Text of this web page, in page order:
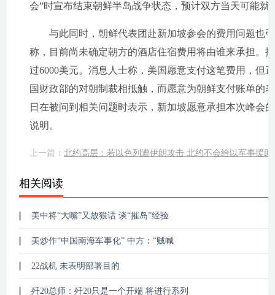
会”时宣布结束朝鲜半岛战争状态，预计双方当天可能就
与此同时，朝鲜代表团赴新加坡参会的费用问题也引
称，目前尚未确定朝方的酒店住宿费用将由谁来承担。
过6000美元。消息人士称，美国愿意支付这笔费用，但
国财政部的对朝制裁相抵触，而愿意为朝鲜支付账单的
日在被问到相关问题时表示，新加坡愿意承担本次峰会
说明。
上一篇：北约高层：若以色列遭伊朗攻击 北约不会给以军事援助
相关阅读
美中将“大嘴”又放狠话 谈“摧岛”经验
美炒作“中国南海军事化” 中方：“贼喊
22战机 未表明部署目的
歼20总师：歼20只是一个开端 将进行系列